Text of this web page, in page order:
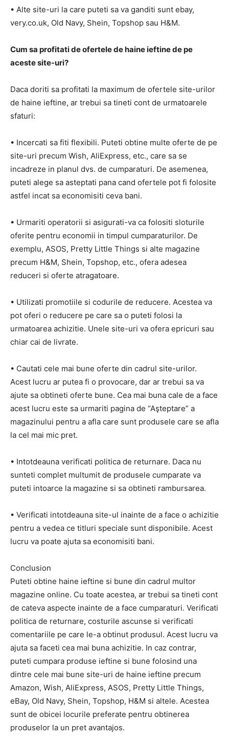
• Alte site-uri la care puteti sa va ganditi sunt ebay,
very.co.uk, Old Navy, Shein, Topshop sau H&M.
Cum sa profitati de ofertele de haine ieftine de pe
aceste site-uri?
Daca doriti sa profitati la maximum de ofertele site-urilor
de haine ieftine, ar trebui sa tineti cont de urmatoarele
sfaturi:
• Incercati sa fiti flexibili. Puteti obtine multe oferte de pe
site-uri precum Wish, AliExpress, etc., care sa se
incadreze in planul dvs. de cumparaturi. De asemenea,
puteti alege sa asteptati pana cand ofertele pot fi folosite
astfel incat sa economisiti ceva bani.
• Urmariti operatorii si asigurati-va ca folositi sloturile
oferite pentru economii in timpul cumparaturilor. De
exemplu, ASOS, Pretty Little Things si alte magazine
precum H&M, Shein, Topshop, etc., ofera adesea
reduceri si oferte atragatoare.
• Utilizati promotiile si codurile de reducere. Acestea va
pot oferi o reducere pe care sa o puteti folosi la
urmatoarea achizitie. Unele site-uri va ofera epricuri sau
chiar cai de livrate.
• Cautati cele mai bune oferte din cadrul site-urilor.
Acest lucru ar putea fi o provocare, dar ar trebui sa va
ajute sa obtineti oferte bune. Cea mai buna cale de a face
acest lucru este sa urmariti pagina de “Aşteptare” a
magazinului pentru a afla care sunt produsele care se afla
la cel mai mic pret.
• Intotdeauna verificati politica de returnare. Daca nu
sunteti complet multumit de produsele cumparate va
puteti intoarce la magazine si sa obtineti rambursarea.
• Verificati intotdeauna site-ul inainte de a face o achizitie
pentru a vedea ce titluri speciale sunt disponibile. Acest
lucru va poate ajuta sa economisiti bani.
Conclusion
Puteti obtine haine ieftine si bune din cadrul multor
magazine online. Cu toate acestea, ar trebui sa tineti cont
de cateva aspecte inainte de a face cumparaturi. Verificati
politica de returnare, costurile ascunse si verificati
comentariile pe care le-a obtinut produsul. Acest lucru va
ajuta sa faceti cea mai buna achizitie. In caz contrar,
puteti cumpara produse ieftine si bune folosind una
dintre cele mai bune site-uri de haine ieftine precum
Amazon, Wish, AliExpress, ASOS, Pretty Little Things,
eBay, Old Navy, Shein, Topshop, H&M si altele. Acestea
sunt de obicei locurile preferate pentru obtinerea
produselor la un pret avantajos.